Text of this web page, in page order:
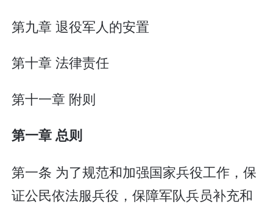
第九章 退役军人的安置
第十章 法律责任
第十一章 附则
第一章 总则
第一条 为了规范和加强国家兵役工作，保
证公民依法服兵役，保障军队兵员补充和